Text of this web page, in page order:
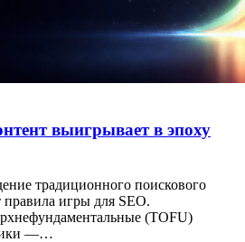
выигрывает в эпоху
традиционного поискового
правила игры для SEO.
(TOFU)
—…